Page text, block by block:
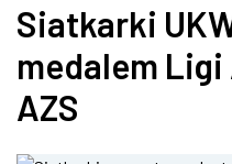
Siatkarki
medalem
AZS